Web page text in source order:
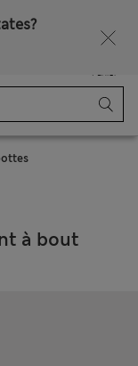
Panier
à bout